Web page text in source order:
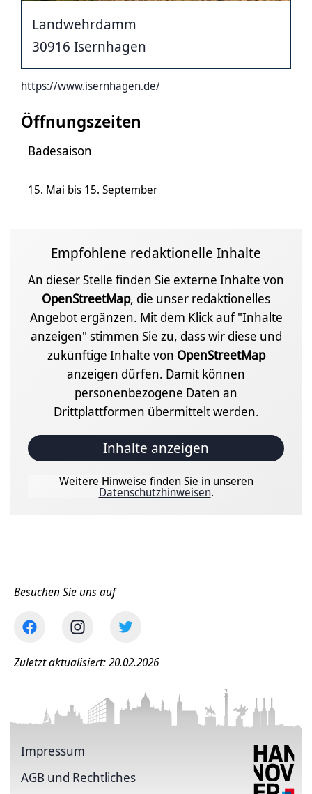
Landwehrdamm
30916 Isernhagen
https://www.isernhagen.de/
Öffnungszeiten
Badesaison
15. Mai bis 15. September
Empfohlene redaktionelle Inhalte
An dieser Stelle finden Sie externe Inhalte von
OpenStreetMap, die unser redaktionelles
Angebot ergänzen. Mit dem Klick auf "Inhalte
anzeigen" stimmen Sie zu, dass wir diese und
zukünftige Inhalte von OpenStreetMap
anzeigen dürfen. Damit können
personenbezogene Daten an
Drittplattformen übermittelt werden.
Inhalte anzeigen
Weitere Hinweise finden Sie in unseren
Datenschutzhinweisen.
Besuchen Sie uns auf
Zuletzt aktualisiert: 20.02.2026
Impressum
AGB und Rechtliches